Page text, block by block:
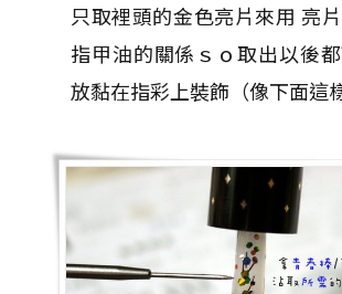
只取裡頭的金色亮片來用 亮
指甲油的關係ｓｏ取出以後
放黏在指彩上裝飾（像下面這